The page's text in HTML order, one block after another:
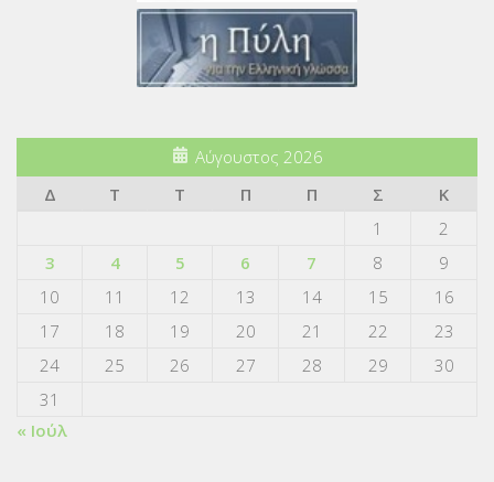
Αύγουστος 2026
Δ
Τ Τ Π Π Σ
Κ
1
2
3
4 5 6 7 8
9
10
11 12 13 14 15
16
17
18 19 20 21 22
23
24
25 26 27 28 29
30
31
« Ιούλ